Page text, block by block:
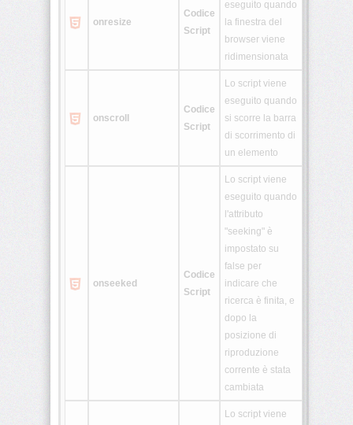
onresize
Codice
Script
eseguito quando
la finestra del
browser viene
ridimensionata
onscroll
Codice
Script
Lo script viene
eseguito quando
si scorre la barra
di scorrimento di
un elemento
onseeked
Codice
Script
Lo script viene
eseguito quando
l'attributo
"seeking" è
impostato su
false per
indicare che
ricerca è finita, e
dopo la
posizione di
riproduzione
corrente è stata
cambiata
Lo script viene